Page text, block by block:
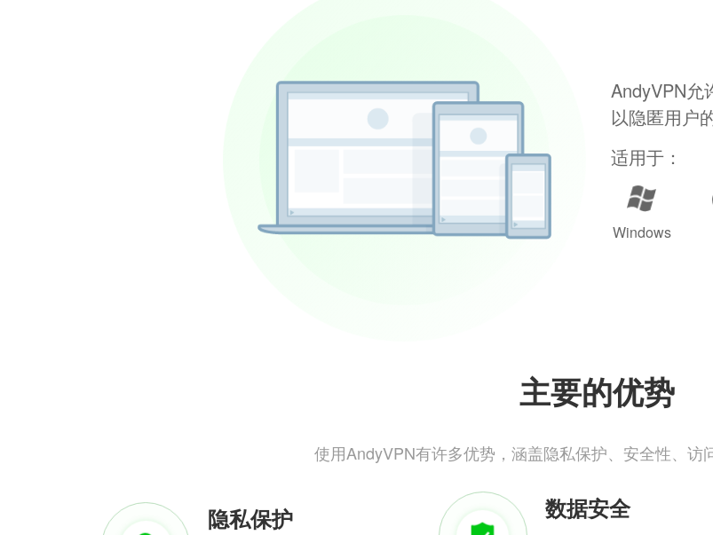
AndyVPN允
以隐匿用户
适用于：
Windows
主要的优势
使用AndyVPN有许多优势，涵盖隐私保护、安全性、访
隐私保护 数据安全